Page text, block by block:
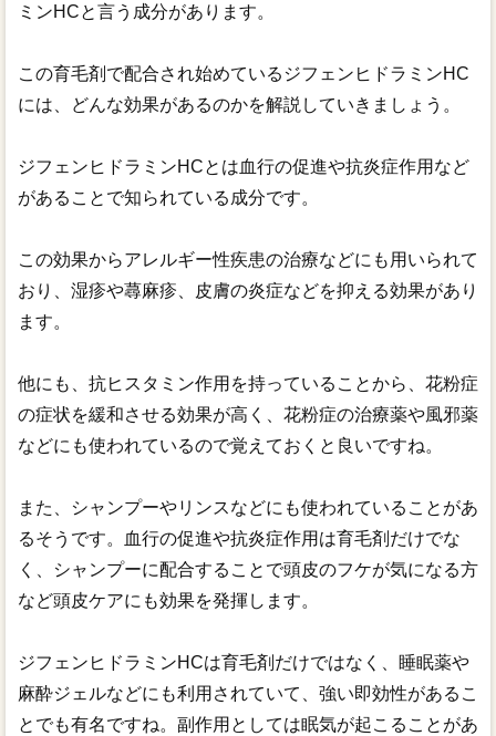
ミンHCと言う成分があります。
この育毛剤で配合され始めているジフェンヒドラミンHC
には、どんな効果があるのかを解説していきましょう。
ジフェンヒドラミンHCとは血行の促進や抗炎症作用など
があることで知られている成分です。
この効果からアレルギー性疾患の治療などにも用いられて
おり、湿疹や蕁麻疹、皮膚の炎症などを抑える効果があり
ます。
他にも、抗ヒスタミン作用を持っていることから、花粉症
の症状を緩和させる効果が高く、花粉症の治療薬や風邪薬
などにも使われているので覚えておくと良いですね。
また、シャンプーやリンスなどにも使われていることがあ
るそうです。血行の促進や抗炎症作用は育毛剤だけでな
く、シャンプーに配合することで頭皮のフケが気になる方
など頭皮ケアにも効果を発揮します。
ジフェンヒドラミンHCは育毛剤だけではなく、睡眠薬や
麻酔ジェルなどにも利用されていて、強い即効性があるこ
とでも有名ですね。副作用としては眠気が起こることがあ